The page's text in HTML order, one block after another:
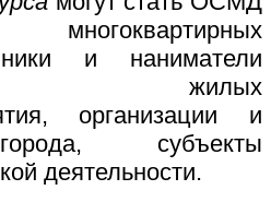
и наниматели
жилых
организации и
субъекты
деятельности.